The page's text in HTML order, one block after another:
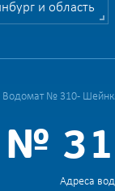
и область
Водомат № 310 -
Адреса